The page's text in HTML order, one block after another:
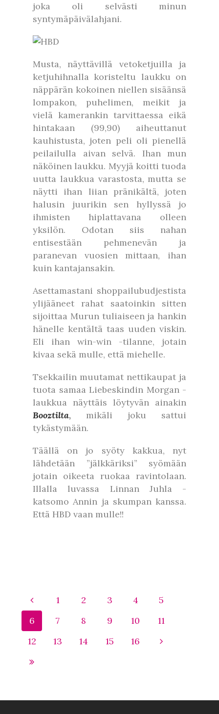
joka oli selvästi minun
syntymäpäivälahjani.
Musta, näyttävillä vetoketjuilla ja
ketjuhihnalla koristeltu laukku on
näppärän kokoinen niellen sisäänsä
lompakon, puhelimen, meikit ja
vielä kamerankin tarvittaessa eikä
hintakaan (99,90) aiheuttanut
kauhistusta, joten peli oli pienellä
peilailulla aivan selvä. Ihan mun
näköinen laukku. Myyjä koitti tuoda
uutta laukkua varastosta, mutta se
näytti ihan liian pränikältä, joten
halusin juurikin sen hyllyssä jo
ihmisten hiplattavana olleen
yksilön. Odotan siis nahan
entisestään pehmenevän ja
paranevan vuosien mittaan, ihan
kuin kantajansakin.
Asettamastani shoppailubudjestista
ylijääneet rahat saatoinkin sitten
sijoittaa Murun tuliaiseen ja hankin
hänelle kentältä taas uuden viskin.
Eli ihan win-win -tilanne, jotain
kivaa sekä mulle, että miehelle.
Tsekkailin muutamat nettikaupat ja
tuota samaa Liebeskindin Morgan -
laukkua näyttäis löytyvän ainakin
Booztilta, mikäli joku sattui
tykästymään.
Täällä on jo syöty kakkua, nyt
lähdetään ”jälkkäriksi” syömään
jotain oikeeta ruokaa ravintolaan.
Illalla luvassa Linnan Juhla -
katsomo Annin ja skumpan kanssa.
Että HBD vaan mulle!!
1 2 3 4
5
6
7 8 9 10
11
12
13 14 15 16